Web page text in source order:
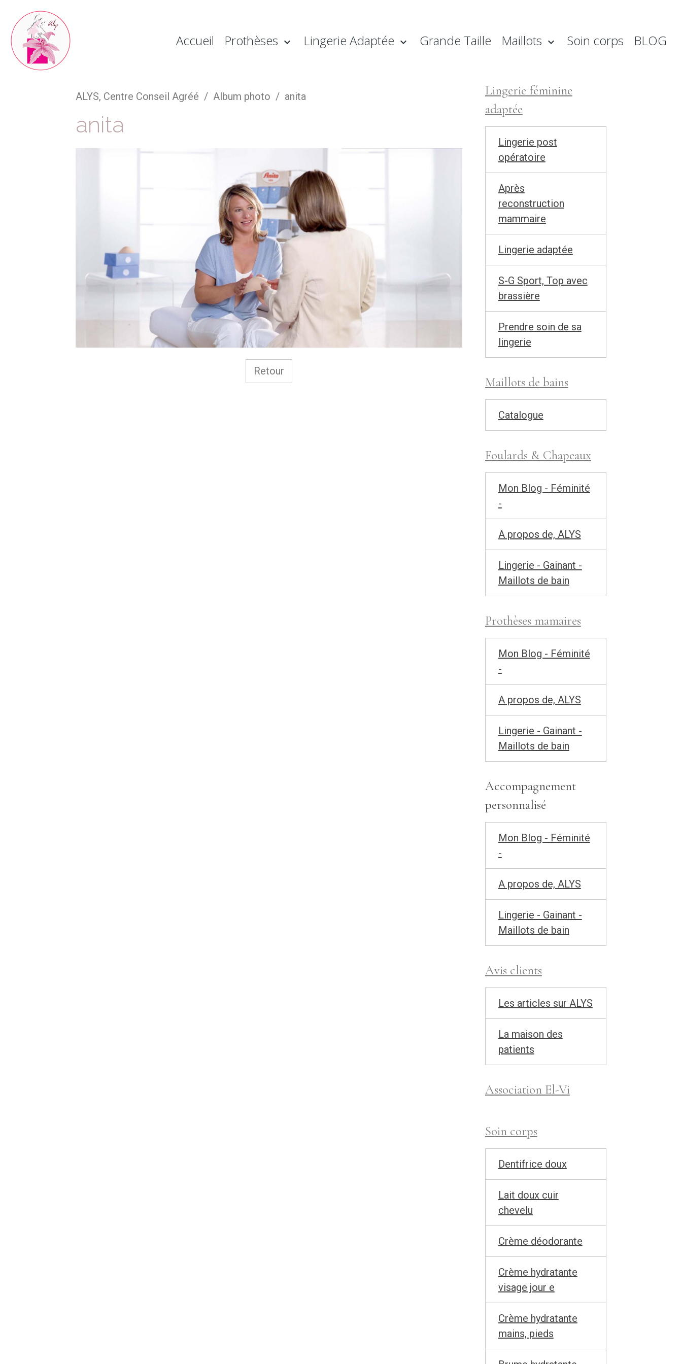
Accueil Prothèses Lingerie Adaptée Grande Taille Maillots Soin corps BLOG
ALYS, Centre Conseil Agréé Album photo anita
anita
Retour
Lingerie féminine
adaptée
Lingerie post
opératoire
Après
reconstruction
mammaire
Lingerie adaptée
S-G Sport, Top avec
brassière
Prendre soin de sa
lingerie
Maillots de bains
Catalogue
Foulards & Chapeaux
Mon Blog - Féminité
-
A propos de, ALYS
Lingerie - Gainant -
Maillots de bain
Prothèses mamaires
Mon Blog - Féminité
-
A propos de, ALYS
Lingerie - Gainant -
Maillots de bain
Accompagnement
personnalisé
Mon Blog - Féminité
-
A propos de, ALYS
Lingerie - Gainant -
Maillots de bain
Avis clients
Les articles sur ALYS
La maison des
patients
Association El-Vi
Soin corps
Dentifrice doux
Lait doux cuir
chevelu
Crème déodorante
Crème hydratante
visage jour e
Crème hydratante
mains, pieds